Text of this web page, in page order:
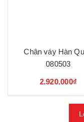
Chân váy Hàn
080503
2.920.000₫